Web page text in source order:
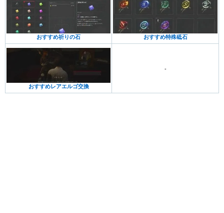
おすすめ祈りの石 おすすめ特殊砥石
おすすめレアエルゴ交換
-